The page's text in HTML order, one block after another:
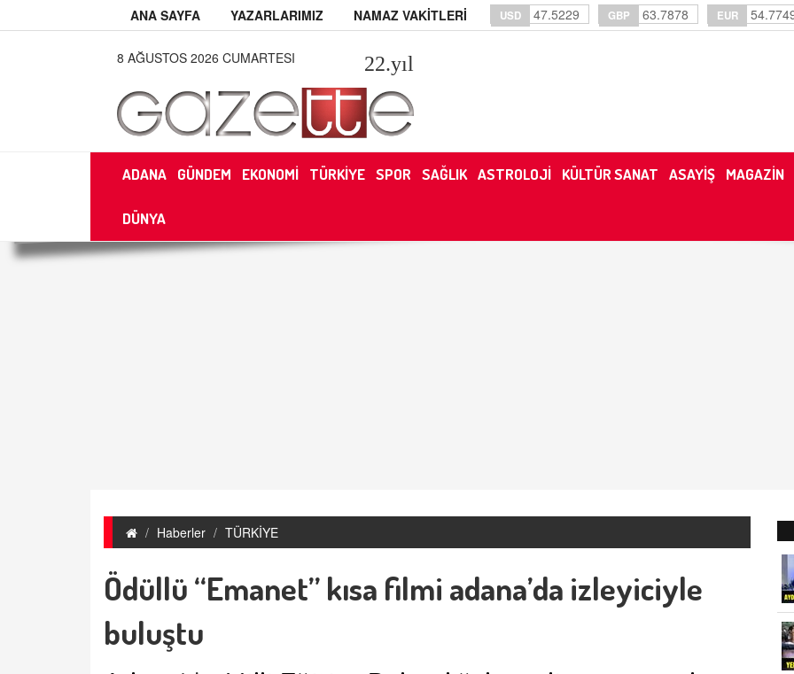
ANA SAYFA YAZARLARIMIZ NAMAZ VAKİTLERİ USD 47.5229 GBP 63.7878 EUR
8 AĞUSTOS 2026 CUMARTESI 22.yıl
ADANA GÜNDEM EKONOMİ TÜRKİYE SPOR SAĞLIK ASTROLOJİ KÜLTÜR SANAT ASAYİŞ MAGAZİN
DÜNYA
Haberler TÜRKİYE
Ödüllü “Emanet” kısa filmi adana’da izleyiciyle
buluştu